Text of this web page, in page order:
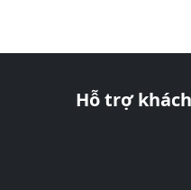
Hỗ trợ